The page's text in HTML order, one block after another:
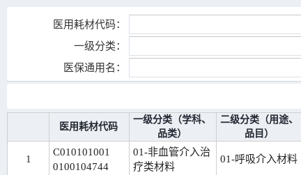
医用耗材代码：
一级分类：
医保通用名：
医用耗材代码
一级分类（学科、
品类）
二级分类（用途、
品目）
1
C010101001
0100104744
01-非血管介入治
疗类材料
01-呼吸介入材料